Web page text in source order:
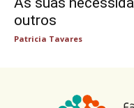
outros
Patricia Tavares